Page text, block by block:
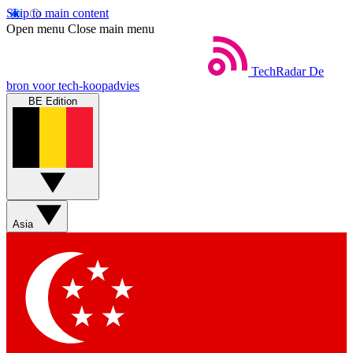
Skip to main content
Open menu Close main menu
TechRadar De
bron voor tech-koopadvies
BE Edition
Asia